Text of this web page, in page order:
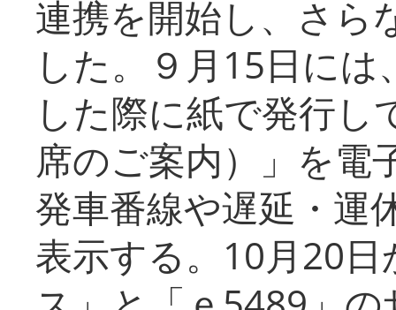
連携を開始し、さら
した。９月15日に
した際に紙で発行し
席のご案内）」を電
発車番線や遅延・運
表示する。10月20